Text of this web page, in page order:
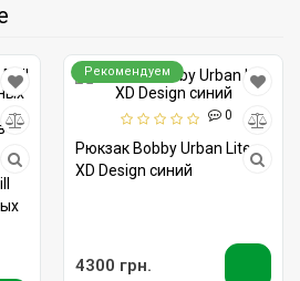
Рекомендуем
0
Рюкзак Bobby Urban Lite
XD Design синий
4300 грн.